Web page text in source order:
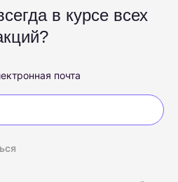
в курсе всех
почта